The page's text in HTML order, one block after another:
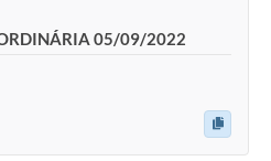
ORDINÁRIA 05/09/2022